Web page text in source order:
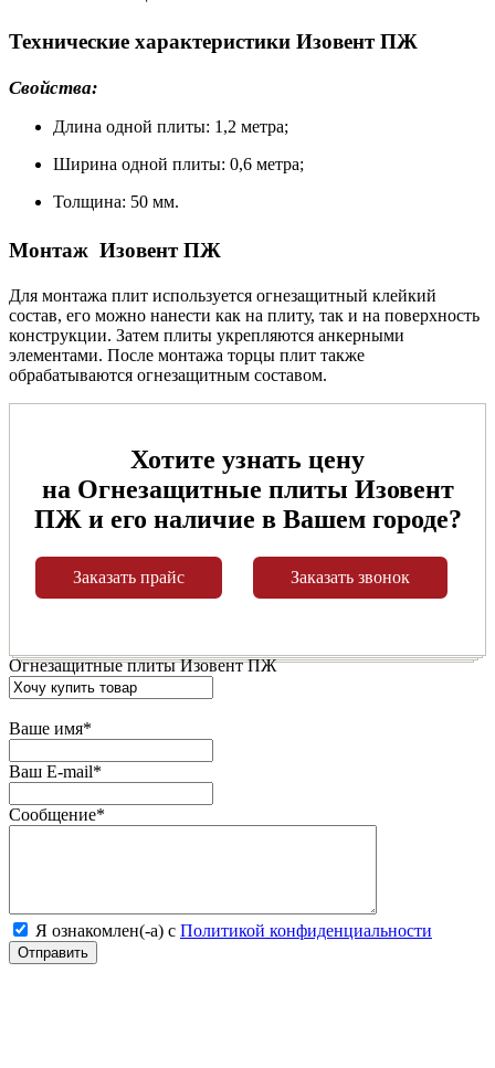
Технические характеристики Изовент ПЖ
Свойства:
Длина одной плиты: 1,2 метра;
Ширина одной плиты: 0,6 метра;
Толщина: 50 мм.
Монтаж Изовент ПЖ
Для монтажа плит используется огнезащитный клейкий
состав, его можно нанести как на плиту, так и на поверхность
конструкции. Затем плиты укрепляются анкерными
элементами. После монтажа торцы плит также
обрабатываются огнезащитным составом.
Хотите узнать цену
на Огнезащитные плиты Изовент
ПЖ и его наличие в Вашем городе?
Заказать прайс Заказать звонок
Огнезащитные плиты Изовент ПЖ
Ваше имя*
Ваш E-mail*
Сообщение*
Я ознакомлен(-а) с Политикой конфиденциальности